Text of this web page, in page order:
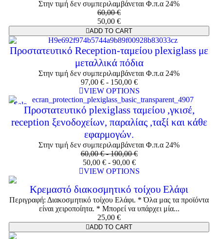
Στην τιμή δεν συμπεριλαμβάνεται Φ.π.α 24%
60,00€
50,00 €
ADD TO CART
Προστατευτικό Reception-ταμείου plexiglass με
μεταλλικά πόδια
Στην τιμή δεν συμπεριλαμβάνεται Φ.π.α 24%
97,00 €- 150,00 €
VIEW OPTIONS
SaleΠροστατευτικό plexiglass ταμείου ,γκισέ,
reception ξενοδοχείων, παραλίας ,ταξί και κάθε
εφαρμογών.
Στην τιμή δεν συμπεριλαμβάνεται Φ.π.α 24%
60,00€-100,00€
50,00 €- 90,00 €
VIEW OPTIONS
Κρεμαστό διακοσμητικό τοίχου Ελάφι
Περιγραφή: Διακοσμητικό τοίχου Ελάφι. * Όλα μας τα προϊόντα
είναι χειροποίητα. * Μπορεί να υπάρχει μία...
25,00 €
ADD TO CART